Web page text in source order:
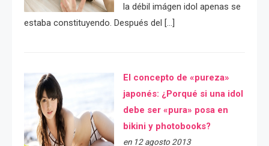
la débil imágen idol apenas se
estaba constituyendo. Después del […]
El concepto de «pureza»
japonés: ¿Porqué si una idol
debe ser «pura» posa en
bikini y photobooks?
en 12 agosto 2013